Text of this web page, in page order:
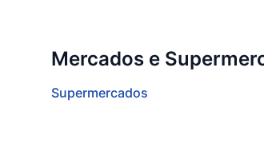
Mercados e
Supermercados